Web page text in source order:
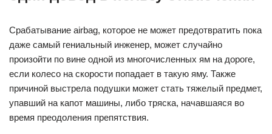
Срабатывание airbag, которое не может предотвратить пока
даже самый гениальный инженер, может случайно
произойти по вине одной из многочисленных ям на дороге,
если колесо на скорости попадает в такую яму. Также
причиной выстрела подушки может стать тяжелый предмет,
упавший на капот машины, либо тряска, начавшаяся во
время преодоления препятствия.